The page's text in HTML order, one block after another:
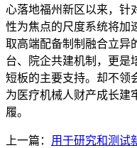
心落地福州新区以来，针
性为焦点的尺度系统将加
取高端配备制制融合立异
台、院企共建机制，更是
短板的主要支持。却不领
为医疗机械人财产成长建
履。
上一篇： 用于研究和测试